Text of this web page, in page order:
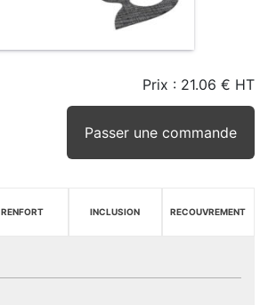
STOCK
Prix : 21.06 € HT
Passer une commande
RENFORT INCLUSION RECOUVREMENT